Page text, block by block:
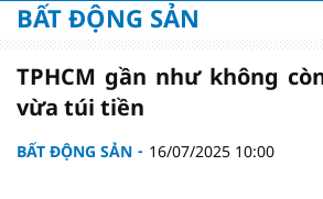
BẤT ĐỘNG SẢN
TPHCM gần như không
vừa túi tiền
BẤT ĐỘNG SẢN 16/07/2025 10:00